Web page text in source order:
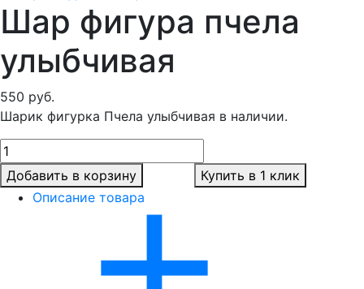
Шар фигура пчела
улыбчивая
550 руб.
Шарик фигурка Пчела улыбчивая в наличии.
Добавить в корзину
Купить в 1 клик
Описание товара